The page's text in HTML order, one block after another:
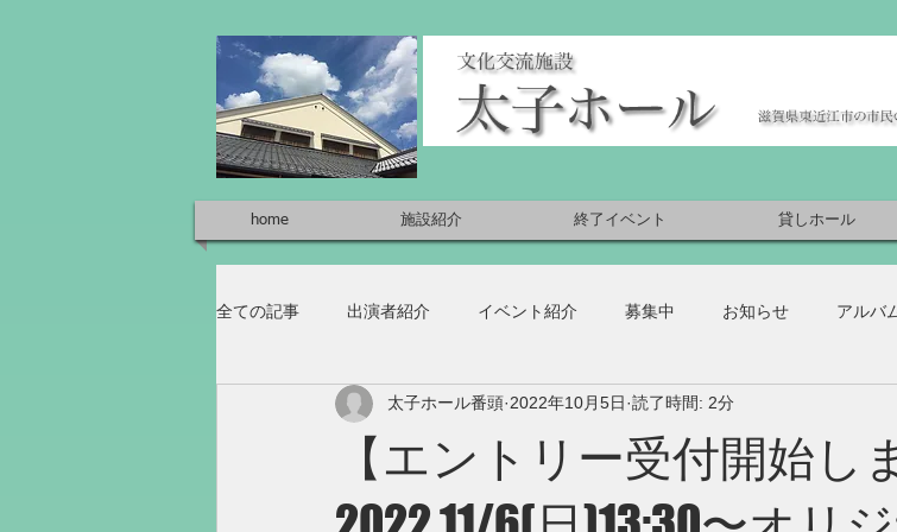
home 施設紹介 終了イベント 貸しホール
全ての記事 出演者紹介 イベント紹介 募集中 お知らせ アルバ
【エントリー受付開始し
太子ホール番頭 2022年10月5日 読了時間: 2分